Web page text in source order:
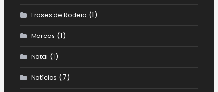
Frases de Rodeio (1)
Marcas (1)
Natal (1)
Notícias (7)